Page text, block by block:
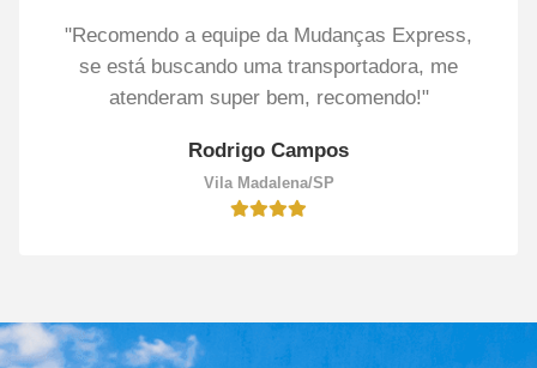
"Recomendo a equipe da Mudanças Express,
se está buscando uma transportadora, me
atenderam super bem, recomendo!"
Rodrigo Campos
Vila Madalena/SP